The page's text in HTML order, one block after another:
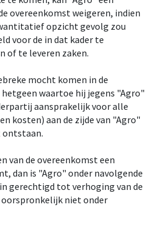
overeenkomst weigeren, indien
opzicht gevolg zou
voor de in dat kader te
of te leveren zaken.
mocht komen in de
waartoe hij jegens "Agro"
aansprakelijk voor alle
kosten) aan de zijde van "Agro"
ontstaan.
van de overeenkomst een
dan is "Agro" onder navolgende
gerechtigd tot verhoging van de
oorspronkelijk niet onder